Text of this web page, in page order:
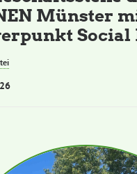
Münster
Social